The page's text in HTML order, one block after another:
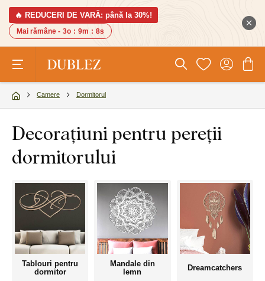
🔥 REDUCERI DE VARĂ: până la 30%!
Mai rămâne - 3o : 9m : 7s
Camere Dormitorul
Decorațiuni pentru pereții
dormitorului
Tablouri pentru
dormitor
Mandale din
lemn
Dreamcatchers